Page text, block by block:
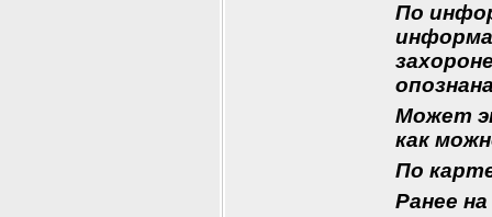
По
Может
как
По
Ранее